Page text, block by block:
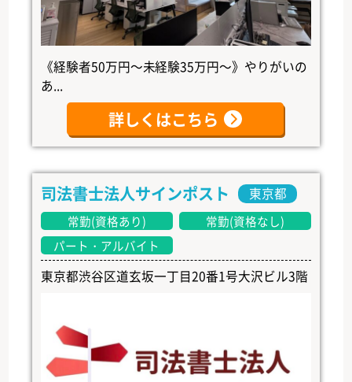
《経験者50万円～未経験35万円～》やりがいの
あ...
詳しくはこちら
司法書士法人サインポスト 東京都
常勤(資格あり)
常勤(資格なし)
パート・アルバイト
東京都渋谷区道玄坂一丁目20番1号大沢ビル3階